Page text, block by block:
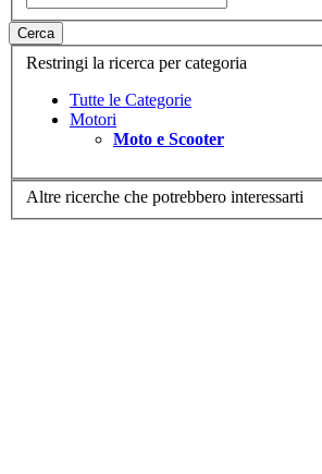
Cerca
Restringi la ricerca per categoria
Tutte le Categorie
Motori
Moto e Scooter
Altre ricerche che potrebbero interessarti